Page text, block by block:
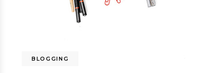
BLOGGING